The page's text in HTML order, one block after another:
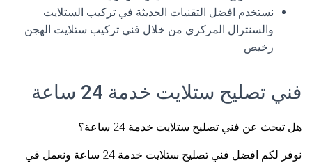
نستخدم افضل التقنيات الحديثة في تركيب الستلايت
والسنترال المركزي من خلال فني تركيب ستلايت الهجن
رخيص
فني تصليح ستلايت خدمة 24 ساعة
هل تبحث عن فني تصليح ستلايت خدمة 24 ساعة؟
نوفر لكم افضل فني تصليح ستلايت خدمة 24 ساعة ونعمل في